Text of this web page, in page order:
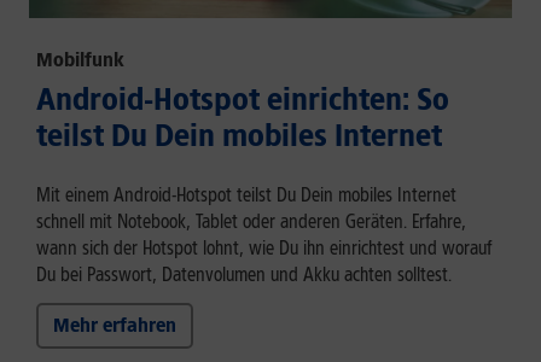
Mobilfunk
Android-Hotspot einrichten: So
teilst Du Dein mobiles Internet
Mit einem Android-Hotspot teilst Du Dein mobiles Internet
schnell mit Notebook, Tablet oder anderen Geräten. Erfahre,
wann sich der Hotspot lohnt, wie Du ihn einrichtest und worauf
Du bei Passwort, Datenvolumen und Akku achten solltest.
Mehr erfahren